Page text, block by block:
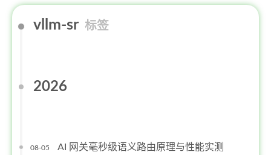
vllm-sr 标签
2026
08-05 AI 网关毫秒级语义路由原理与性能实测